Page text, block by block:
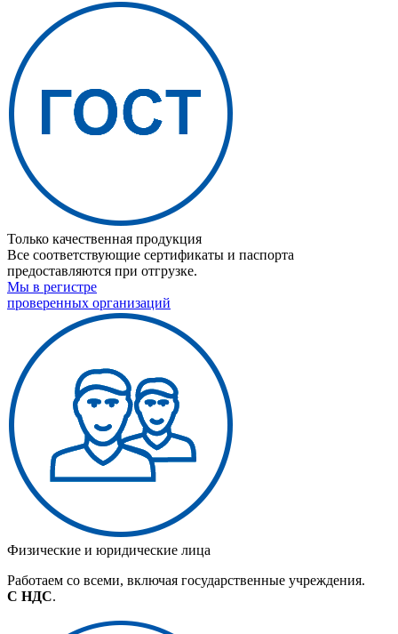
Только качественная продукция
Все соответствующие сертификаты и паспорта
предоставляются при отгрузке.
Мы в регистре
проверенных организаций
Физические и юридические лица
Работаем со всеми, включая государственные учреждения.
С НДС.